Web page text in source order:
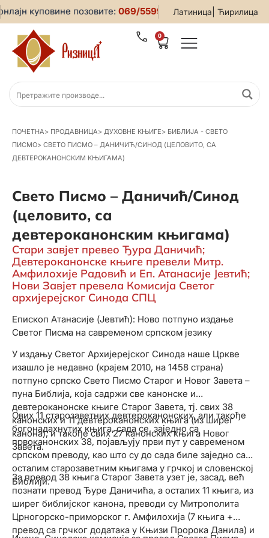
Латиница Ћирилица
куповине позовите:069/5599-019 • За све
0
ПОЧЕТНА> ПРОДАВНИЦА> ДУХОВНЕ КЊИГЕ> БИБЛИЈА - СВЕТО
ПИСМО> СВЕТО ПИСМО – ДАНИЧИЋ/СИНОД (ЦЕЛОВИТО, СА
ДЕВТЕРОКАНОНСКИМ КЊИГАМА)
Свето Писмо – Даничић/Синод
(целовито, са
девтероканонским књигама)
Стари завјет превео Ђура Даничић;
Девтероканонске књиге превели Митр.
Амфилохије Радовић и Еп. Атанасије Јевтић;
Нови Завјет превела Комисија Светог
архијерејског Синода СПЦ
Епископ Атанасије (Јевтић): Ново потпуно издање
Светог Писма на савременом српском језику
У издању Светог Архијерејског Синода наше Цркве
изашло је недавно (крајем 2010, на 1458 страна)
потпуно српско Свето Писмо Старог и Новог Завета –
пуна Библија, која садржи све канонске и
девтероканонске књиге Старог Завета, тј. свих 38
канонских и 11 девтероканонских књига (из ширег
канона), и такође свих 27 канонских књига Новог
Завета.
Ових 11 старозаветних девтероканонских, али такође
богонадахнутих књига, сада се, заједно са
првоканонских 38, појављују први пут у савременом
српском преводу, као што су до сада биле заједно са
осталим старозаветним књигама у грчкој и словенској
Библији.
За превод 38 књига Старог Завета узет је, засад, већ
познати превод Ђуре Даничића, а осталих 11 књига, из
ширег библијског канона, преводи су Митрополита
Црногорско-приморског г. Амфилохија (7 књига +
превод са грчког додатака у Књизи Пророка Данила) и